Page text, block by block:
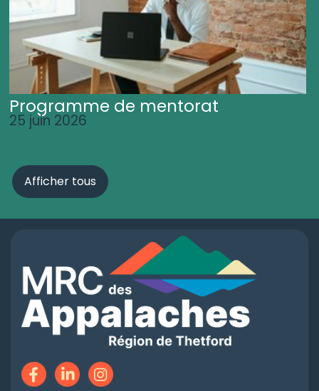
Programme de mentorat
25 juin 2026
Afficher tous